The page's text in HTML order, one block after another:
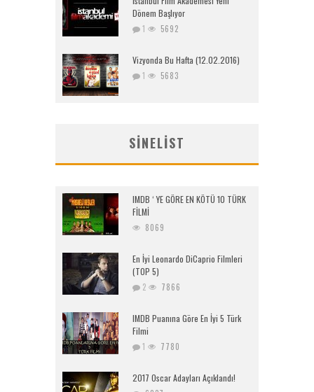
Dönem Başlıyor
1 5692
Vizyonda Bu Hafta (12.02.2016)
1 5683
SINELIST
IMDB ‘ YE GÖRE EN KÖTÜ 10 TÜRK
FİLMİ
8069
En İyi Leonardo DiCaprio Filmleri
(TOP 5)
2 7866
IMDB Puanına Göre En İyi 5 Türk
Filmi
1 7780
2017 Oscar Adayları Açıklandı!